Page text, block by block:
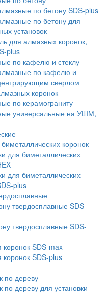
по бетону SDS-plus
по бетону для
установок
для алмазных коронок,
plus
по кафелю и стеклу
по кафелю и
сверлом
коронок
по керамограниту
универсальные на УШМ,
коронок
для биметаллических
для биметаллических
plus
твердосплавные SDS-
твердосплавные SDS-
SDS-max
SDS-plus
по дереву
дереву для установки